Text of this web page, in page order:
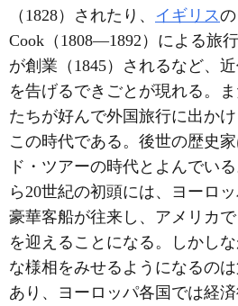
（1828）されたり、 イギリス
Cook（1808―1892）による旅
が創業（1845）されるなど、
を告げるできごとが現れる。
たちが好んで外国旅行に出か
この時代である。後世の歴史
ド・ツアーの時代とよんでい
ら20世紀の初頭には、ヨーロ
豪華客船が往来し、アメリカ
を迎えることになる。しかし
な様相をみせるようになるの
あり、ヨーロッパ各国では経